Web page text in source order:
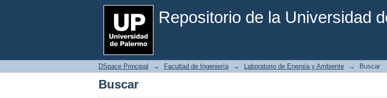
Repositorio de la Universidad
Buscar
DSpace Principal → Facultad de Ingeniería → Laboratorio de Energía y Ambiente → Buscar
Buscar